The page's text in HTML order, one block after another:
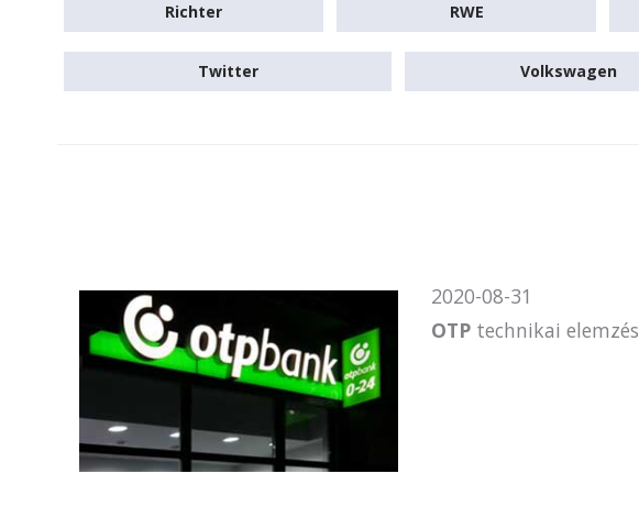
Richter RWE
Twitter Volkswagen
2020-08-31
OTP technikai elemzés